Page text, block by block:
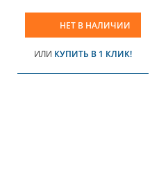
НЕТ В НАЛИЧИИ
ИЛИ КУПИТЬ В 1 КЛИК!